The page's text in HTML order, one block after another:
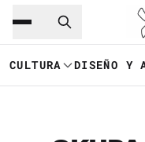
Saltar al
CULTURA DISEÑO Y